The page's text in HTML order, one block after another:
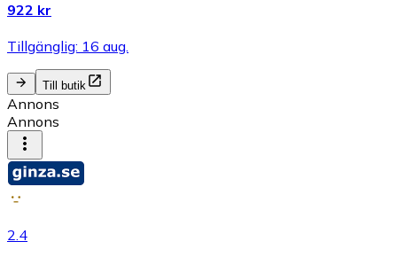
922 kr
Tillgänglig: 16 aug.
Till butik
Annons
Annons
2.4